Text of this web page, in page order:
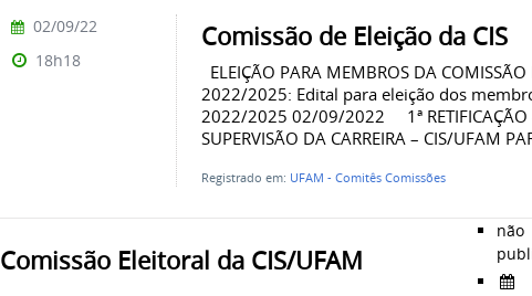
Comissão de Eleição da CIS
ELEIÇÃO PARA MEMBROS DA
2022/2025: Edital para eleição dos
2022/2025 02/09/2022 1ª RETIFICAÇÃO -
SUPERVISÃO DA CARREIRA – CIS/UFAM
Registrado em: UFAM - Comitês Comissões
02/09/22
18h18
Comissão Eleitoral da CIS/UFAM
não